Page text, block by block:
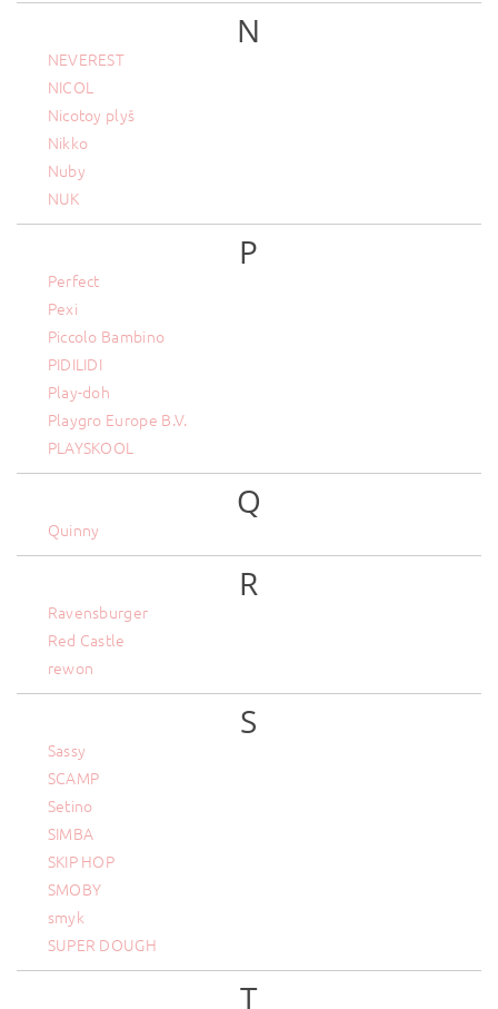
N
NEVEREST
NICOL
Nicotoy plyš
Nikko
Nuby
NUK
P
Perfect
Pexi
Piccolo Bambino
PIDILIDI
Play-doh
Playgro Europe B.V.
PLAYSKOOL
Q
Quinny
R
Ravensburger
Red Castle
rewon
S
Sassy
SCAMP
Setino
SIMBA
SKIP HOP
SMOBY
smyk
SUPER DOUGH
T